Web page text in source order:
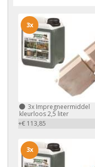
3x Impregneermiddel
kleurloos 2,5 liter
+€ 113,85
3x
3x